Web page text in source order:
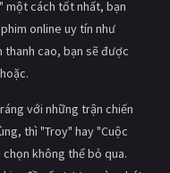
một cách tốt nhất, bạn
online uy tín như
thanh cao, bạn sẽ được
với những trận chiến
thì "Troy" hay "Cuộc
chọn không thể bỏ qua.